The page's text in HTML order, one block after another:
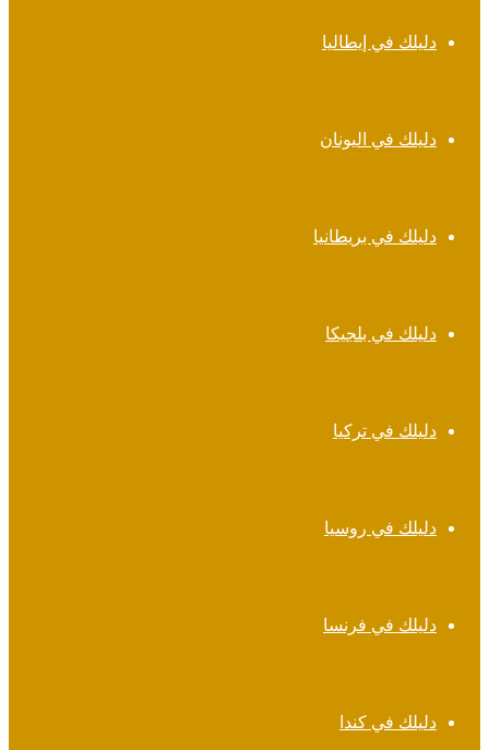
دليلك في إيطاليا
دليلك في اليونان
دليلك في بريطانيا
دليلك في بلجيكا
دليلك في تركيا
دليلك في روسيا
دليلك في فرنسا
دليلك في كندا